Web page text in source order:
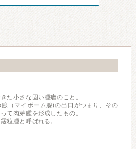
た小さな固い腫瘤のこと。
（マイボーム腺)の出口がつまり、その
て肉芽腫を形成したもの。
粒腫と呼ばれる。